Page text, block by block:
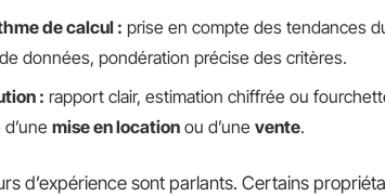
de calcul : prise en compte des tendances
données, pondération précise des critères.
: rapport clair, estimation chiffrée ou
mise en location ou d’une vente.
d’expérience sont parlants. Certains